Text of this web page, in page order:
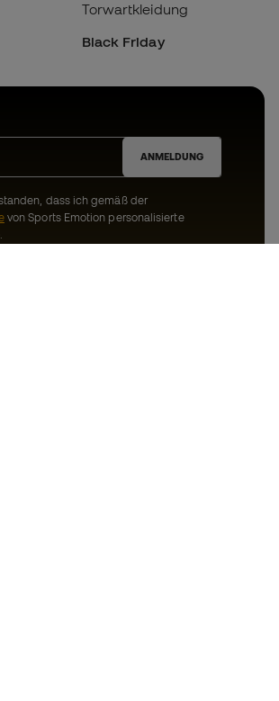
Torwartkleidung
Black Friday
ANMELDUNG
dass ich gemäß der
von Sports Emotion personalisierte